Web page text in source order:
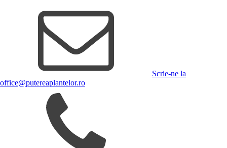
Scrie-ne la
office@putereaplantelor.ro